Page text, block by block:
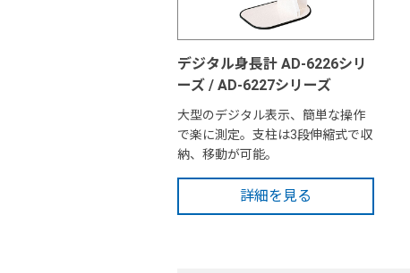
デジタル身長計 AD-6226シリ
ーズ / AD-6227シリーズ
大型のデジタル表示、簡単な操作
で楽に測定。支柱は3段伸縮式で収
納、移動が可能。
詳細を見る